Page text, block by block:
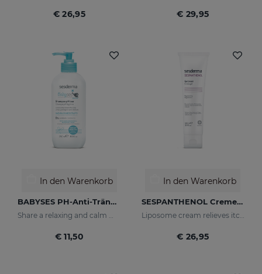
€ 26,95 € 29,95
In den Warenkorb
BABYSES PH-Anti-Tränen Shampoo
€ 11,50
In den Warenkorb
SESPANTHENOL Cremegel 100 Ml
€ 26,95